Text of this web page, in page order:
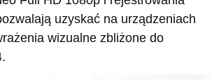
uzyskać na urządzeniach
wizualne zbliżone do